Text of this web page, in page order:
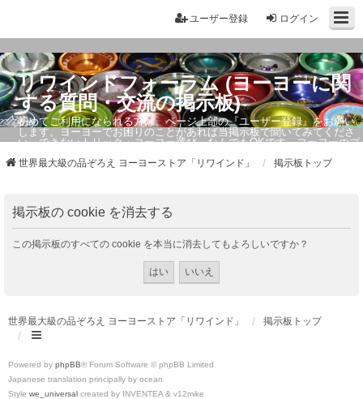
ログイン
ユーザー登録
リワインドフォーラム (ヨーヨーに関
する質問・交流の掲示板)
初めてご利用になられる方は、ページ上部の『ユーザー登録』をお願い
します。ヨーヨーでお困りのことがあれば当掲示板で聞いてみてくださ
い。できないトリック・ヨーヨー選び、なんでもOKです。ヨーヨーのプ
世界最大級の品ぞろえ ヨーヨーストア「リワインド」 掲示板トップ
掲示板の cookie を消去する
この掲示板のすべての cookie を本当に消去してもよろしいですか？
世界最大級の品ぞろえ ヨーヨーストア「リワインド」 掲示板トップ
Powered by phpBB® Forum Software © phpBB Limited
Japanese translation principally by ocean
Style we_universal created by INVENTEA & v12mike